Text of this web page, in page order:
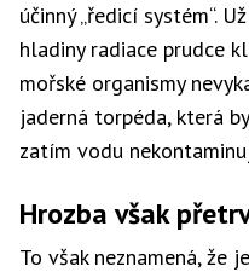
účinný „ředicí systém“.
hladiny radiace prudce
mořské organismy
jaderná torpéda, která
zatím vodu
Hrozba však
To však neznamená, že